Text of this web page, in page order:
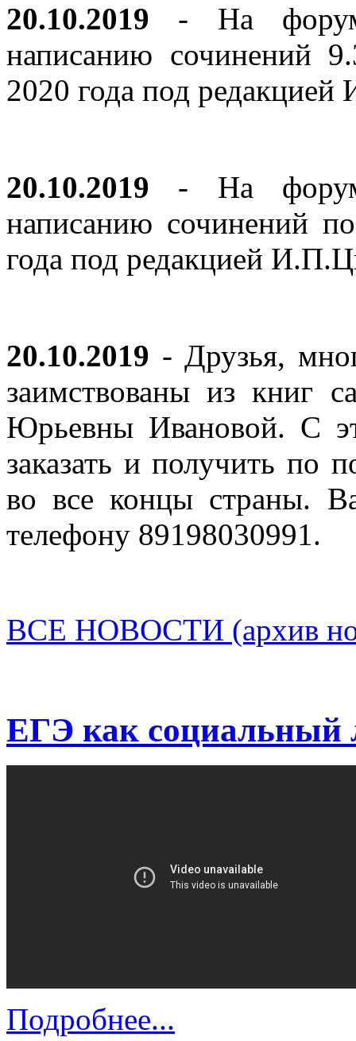
20.10.2019 - На
написанию сочинений
2020 года под
20.10.2019 - На
написанию сочинений
года под редакцией
20.10.2019 - Друзья,
заимствованы из книг
Юрьевны Ивановой. С
заказать и получить по
во все концы страны.
телефону 89198030991.
ВСЕ НОВОСТИ (архив
ЕГЭ как социальный
Подробнее...